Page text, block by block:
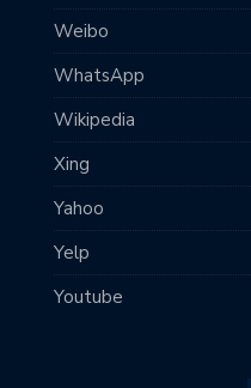
Weibo
WhatsApp
Wikipedia
Xing
Yahoo
Yelp
Youtube